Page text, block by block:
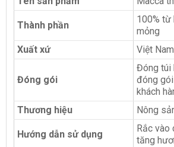
Thành phần
100% từ
mỏng
Xuất xứ
Việt Nam
Đóng gói
Đóng túi
đóng
khách
Thương hiệu
Nông
Hướng dẫn sử dụng
Rắc vào
tăng